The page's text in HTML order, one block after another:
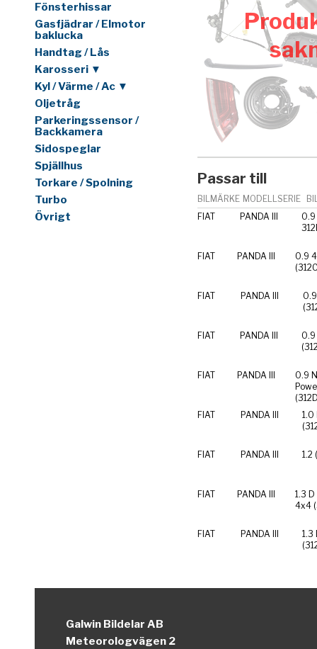
Fönsterhissar
Gasfjädrar / Elmotor
baklucka
Handtag / Lås
Karosseri ▼
Kyl / Värme / Ac ▼
Oljetråg
Parkeringssensor /
Backkamera
Sidospeglar
Spjällhus
Torkare / Spolning
Turbo
Övrigt
Passar till
BILMÄRKE MODELLSERIE
FIAT
PANDA III
0.9
FIAT PANDA III
0.9
FIAT PANDA III
FIAT PANDA III
FIAT PANDA III
0.9
FIAT
PANDA III
1.0
FIAT PANDA III 1.2
FIAT PANDA III
1.3
4x4
FIAT PANDA III
1.3
Galwin Bildelar AB
Meteorologvägen 2